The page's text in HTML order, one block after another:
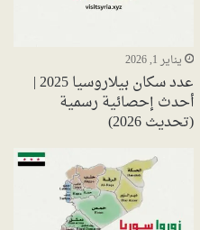
يناير 1, 2026
عدد سكان بيلاروسيا 2025 |
أحدث إحصائية رسمية
(تحديث 2026)